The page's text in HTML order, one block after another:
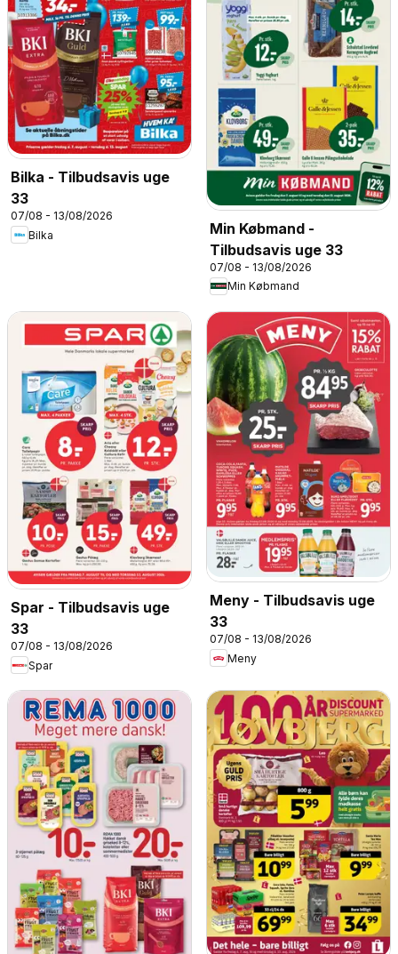
Bilka - Tilbudsavis uge
33
07/08 - 13/08/2026
Bilka
Min Købmand -
Tilbudsavis uge 33
07/08 - 13/08/2026
Min Købmand
Spar - Tilbudsavis uge
33
07/08 - 13/08/2026
Spar
Meny - Tilbudsavis uge
33
07/08 - 13/08/2026
Meny